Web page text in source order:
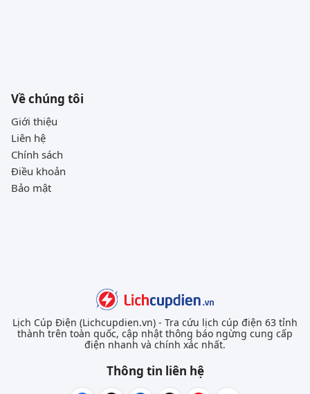
Về chúng tôi
Giới thiệu
Liên hệ
Chính sách
Điều khoản
Bảo mật
Lịch Cúp Điện (Lichcupdien.vn) - Tra cứu lịch cúp điện 63 tỉnh
thành trên toàn quốc, cập nhật thông báo ngừng cung cấp
điện nhanh và chính xác nhất.
Thông tin liên hệ